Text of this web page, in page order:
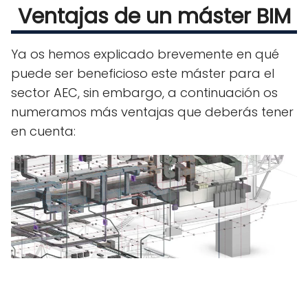
Ventajas de un máster BIM
Ya os hemos explicado brevemente en qué
puede ser beneficioso este máster para el
sector AEC, sin embargo, a continuación os
numeramos más ventajas que deberás tener
en cuenta: